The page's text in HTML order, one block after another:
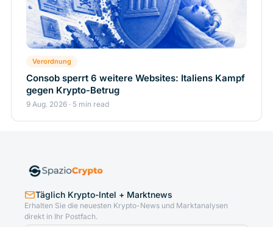
Verordnung
Consob sperrt 6 weitere Websites: Italiens Kampf
gegen Krypto-Betrug
9 Aug. 2026 · 5 min read
Täglich Krypto-Intel + Marktnews
Erhalten Sie die neuesten Krypto-News und Marktanalysen
direkt in Ihr Postfach.